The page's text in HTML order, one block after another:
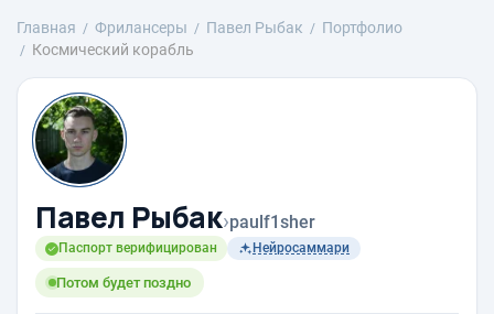
Главная Фрилансеры Павел Рыбак
Портфолио
Космический корабль
Павел Рыбак›paulf1sher
Паспорт верифицирован Нейросаммари
Потом будет поздно